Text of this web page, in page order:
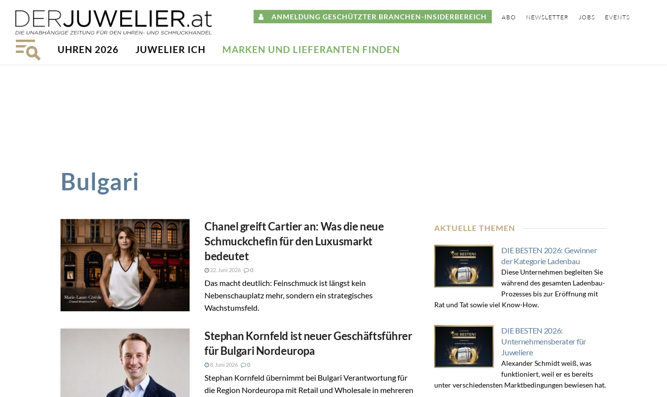
ANMELDUNG GESCHÜTZTER BRANCHEN-INSIDERBEREICH ABO NEWSLETTER JOBS EVENTS
UHREN 2026 JUWELIER ICH MARKEN UND LIEFERANTEN FINDEN
Bulgari
Chanel greift Cartier an: Was die neue
Schmuckchefin für den Luxusmarkt
bedeutet
22. Juni 2026 0
Das macht deutlich: Feinschmuck ist längst kein
Nebenschauplatz mehr, sondern ein strategisches
Wachstumsfeld.
Stephan Kornfeld ist neuer Geschäftsführer
für Bulgari Nordeuropa
8. Juni 2026 0
Stephan Kornfeld übernimmt bei Bulgari Verantwortung für
die Region Nordeuropa mit Retail und Wholesale in mehreren
AKTUELLE THEMEN
DIE BESTEN 2026: Gewinner
der Kategorie Ladenbau
Diese Unternehmen begleiten Sie
während des gesamten Ladenbau-
Prozesses bis zur Eröffnung mit
Rat und Tat sowie viel Know-How.
DIE BESTEN 2026:
Unternehmensberater für
Juweliere
Alexander Schmidt weiß, was
funktioniert, weil er es bereits
unter verschiedensten Marktbedingungen bewiesen hat.